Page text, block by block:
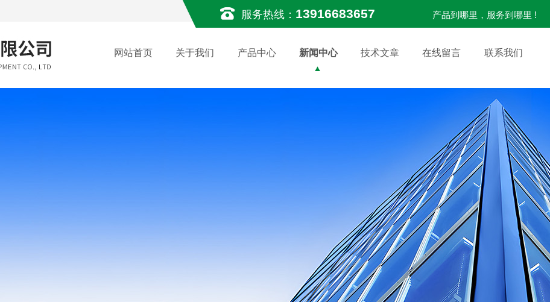
服务热线： 13916683657 产品到哪里，服务到哪里 !
网站首页 关于我们 产品中心 新闻中心 技术文章 在线留言 联系我们